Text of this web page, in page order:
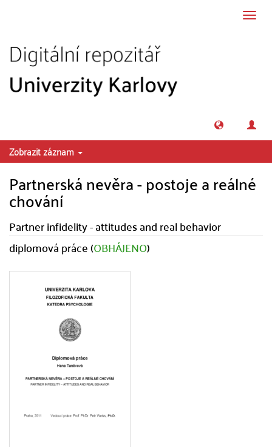
Zobrazit záznam
Partnerská nevěra - postoje a reálné
chování
Partner infidelity - attitudes and real behavior
diplomová práce (OBHÁJENO)